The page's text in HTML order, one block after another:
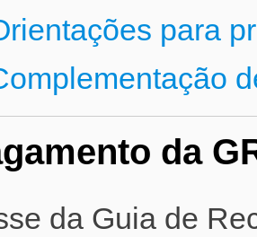
para
da
da Guia de